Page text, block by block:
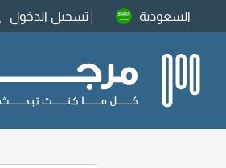
السعودية تسجيل الدخول